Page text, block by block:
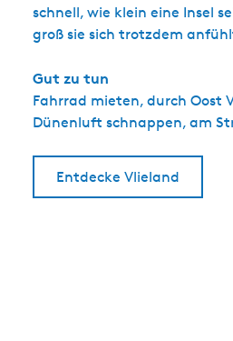
schnell, wie klein eine Insel
groß sie sich trotzdem
Gut zu tun
Fahrrad mieten, durch Oost
Dünenluft schnappen, am
Entdecke Vlieland